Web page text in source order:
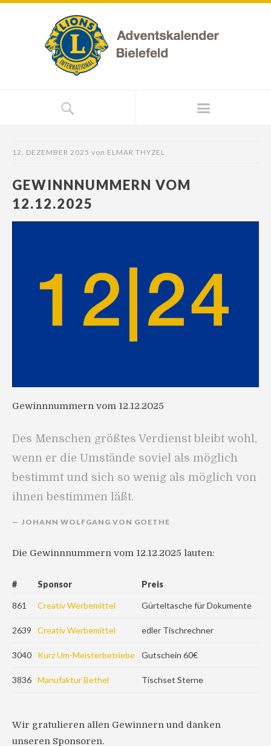
12. DEZEMBER 2025 von ELMAR THYZEL
GEWINNNUMMERN VOM
12.12.2025
Gewinnnummern vom 12.12.2025
Des Menschen größtes Verdienst bleibt wohl,
wenn er die Umstände soviel als möglich
bestimmt und sich so wenig als möglich von
ihnen bestimmen läßt.
JOHANN WOLFGANG VON GOETHE
Die Gewinnnummern vom 12.12.2025 lauten:
# Sponsor Preis
861 Creativ Werbemittel Gürteltasche für Dokumente
2639 Creativ Werbemittel edler Tischrechner
3040 Kurz Um-Meisterbetriebe Gutschein 60€
3836 Manufaktur Bethel Tischset Sterne
Wir gratulieren allen Gewinnern und danken
unseren Sponsoren.